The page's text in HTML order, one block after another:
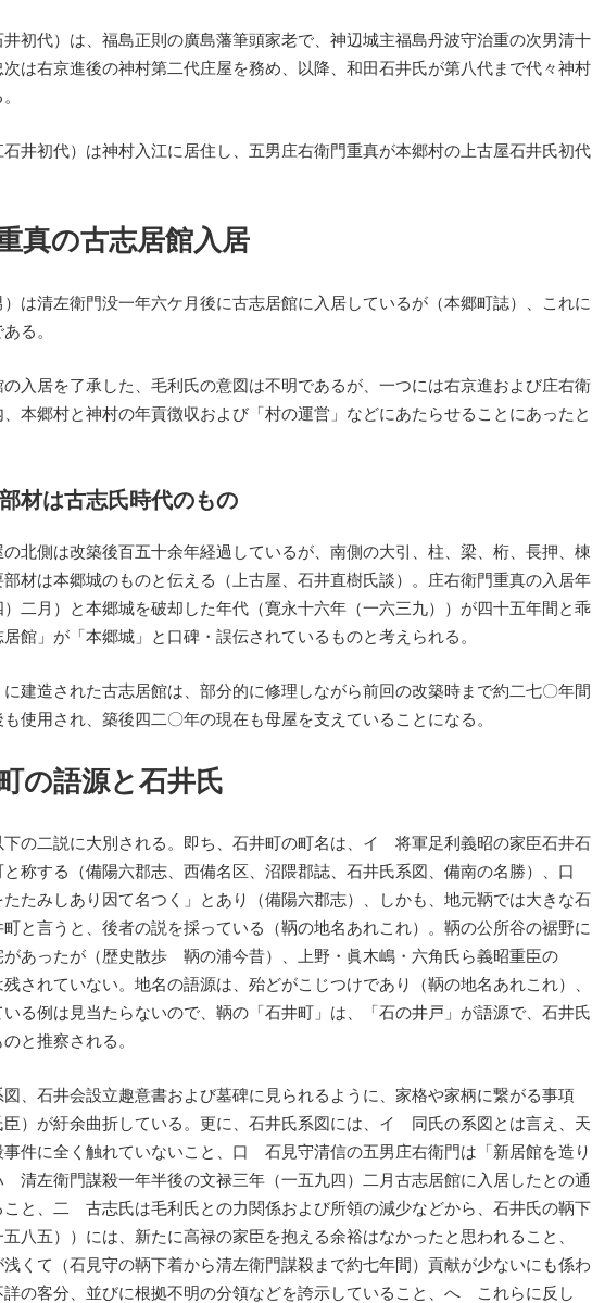
初代）は、福島正則の廣島藩筆頭家老で、神辺城主福島丹波守治重の次男清十
は右京進後の神村第二代庄屋を務め、以降、和田石井氏が第八代まで代々神村
井初代）は神村入江に居住し、五男庄右衛門重真が本郷村の上古屋石井氏初代
真の古志居館入居
は清左衛門没一年六ケ月後に古志居館に入居しているが（本郷町誌）、これに
る。
入居を了承した、毛利氏の意図は不明であるが、一つには右京進および庄右衛
本郷村と神村の年貢徴収および「村の運営」などにあたらせることにあったと
材は古志氏時代のもの
北側は改築後百五十余年経過しているが、南側の大引、柱、梁、桁、長押、棟
材は本郷城のものと伝える（上古屋、石井直樹氏談）。庄右衛門重真の入居年
二月）と本郷城を破却した年代（寛永十六年（一六三九））が四十五年間と乖
館」が「本郷城」と口碑・誤伝されているものと考えられる。
建造された古志居館は、部分的に修理しながら前回の改築時まで約二七〇年間
使用され、築後四二〇年の現在も母屋を支えていることになる。
の語源と石井氏
の二説に大別される。即ち、石井町の町名は、イ 将軍足利義昭の家臣石井石
と称する（備陽六郡志、西備名区、沼隈郡誌、石井氏系図、備南の名勝）、口
たたみしあり因て名つく」とあり（備陽六郡志）、しかも、地元鞆では大きな石
と言うと、後者の説を採っている（鞆の地名あれこれ）。鞆の公所谷の裾野に
があったが（歴史散歩 鞆の浦今昔）、上野・眞木嶋・六角氏ら義昭重臣の
残されていない。地名の語源は、殆どがこじつけであり（鞆の地名あれこれ）、
る例は見当たらないので、鞆の「石井町」は、「石の井戸」が語源で、石井氏
と推察される。
、石井会設立趣意書および墓碑に見られるように、家格や家柄に繋がる事項
臣）が紆余曲折している。更に、石井氏系図には、イ 同氏の系図とは言え、天
件に全く触れていないこと、口 石見守清信の五男庄右衛門は「新居館を造り
清左衛門謀殺一年半後の文禄三年（一五九四）二月古志居館に入居したとの通
と、二 古志氏は毛利氏との力関係および所領の減少などから、石井氏の鞆下
八五））には、新たに高禄の家臣を抱える余裕はなかったと思われること、
くて（石見守の鞆下着から清左衛門謀殺まで約七年間）貢献が少ないにも係わ
詳の客分、並びに根拠不明の分領などを誇示していること、へ これらに反し